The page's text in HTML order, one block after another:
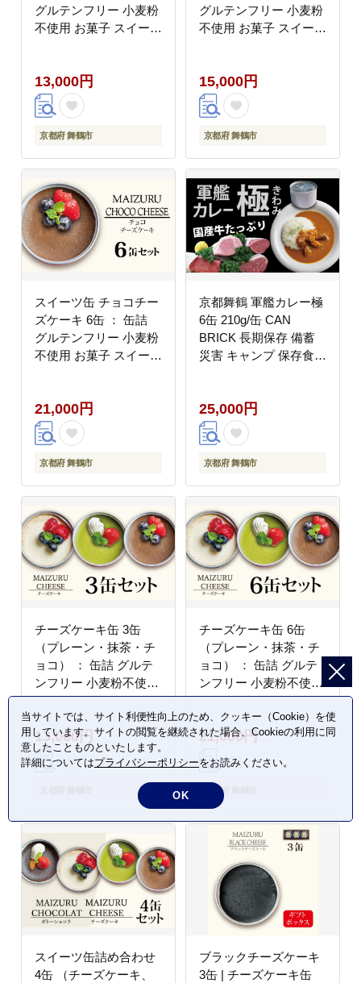
グルテンフリー 小麦粉
不使用 お菓子 スイーツ
保存料無添加 長期保存
ケーキ 京都 贈答 贈り
物 プレゼント ギフト
お祝い 結婚 慶事 お歳
トデー
13,000円
京都府 舞鶴市
グルテンフリー 小麦粉
不使用 お菓子 スイーツ
保存料無添加 長期保存
ケーキ 京都 贈答 贈り
物 プレゼント ギフト
お祝い 結婚 慶事 お歳
トデー
15,000円
京都府 舞鶴市
スイーツ缶 チョコチー
ズケーキ 6缶 ： 缶詰
グルテンフリー 小麦粉
不使用 お菓子 スイーツ
保存料無添加 長期保存
ケーキ 京都 贈答 贈り
物 プレゼント ギフト
お祝い 結婚 慶事 お歳
トデー
21,000円
京都府 舞鶴市
京都舞鶴 軍艦カレー極
6缶 210g/缶 CAN
BRICK 長期保存 備蓄
災害 キャンプ 保存食
牛カレー ビーフカレー
缶 箱入り 非常食
25,000円
京都府 舞鶴市
チーズケーキ缶 3缶
（プレーン・抹茶・チ
ョコ） ： 缶詰 グルテ
ンフリー 小麦粉不使用
お菓子 スイーツ 洋菓子
人気 おいしい 国産 有
精卵 安全 安心 保存料
無添加 長期保存 ケーキ
京都 贈答 贈り物 プレ
ゼント ギフト お祝い
結婚 慶事 お歳暮 バレ
ンタイン ホワイトデー
13,000円
チーズケーキ缶 6缶
（プレーン・抹茶・チ
ョコ） ： 缶詰 グルテ
ンフリー 小麦粉不使用
お菓子 スイーツ 洋菓子
人気 おいしい 国産 有
精卵 安全 安心 保存料
京都 贈答 贈り物 プレ
ゼント ギフト お祝い
結婚 慶事 お歳暮 バレ
ンタイン ホワイトデー
21,000円
京都府 舞鶴市
スイーツ缶詰め合わせ
4缶 （チーズケーキ、
ブラックチーズケーキ
3缶 | チーズケーキ缶
当サイトでは、サイト利便性向上のため、クッキー（Cookie）を使
用しています。サイトの閲覧を継続された場合、Cookieの利用に同
意したことものといたします。
詳細についてはプライバシーポリシーをお読みください。
OK